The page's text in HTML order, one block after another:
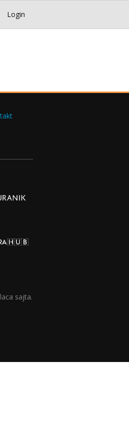
Login
sajta.